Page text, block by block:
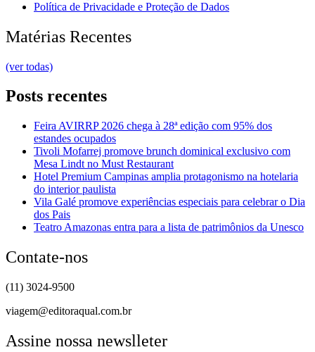
Política de Privacidade e Proteção de Dados
Matérias Recentes
(ver todas)
Posts recentes
Feira AVIRRP 2026 chega à 28ª edição com 95% dos
estandes ocupados
Tivoli Mofarrej promove brunch dominical exclusivo com
Mesa Lindt no Must Restaurant
Hotel Premium Campinas amplia protagonismo na hotelaria
do interior paulista
Vila Galé promove experiências especiais para celebrar o Dia
dos Pais
Teatro Amazonas entra para a lista de patrimônios da Unesco
Contate-nos
(11) 3024-9500
viagem@editoraqual.com.br
Assine nossa newslleter